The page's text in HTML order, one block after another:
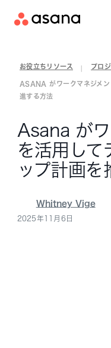
セールス
お役立ちリソース プロ
ASANA がワークマネジメン
進する方法
Asana が
を活用して
ップ計画を
Whitney Vige
2025年11月6日